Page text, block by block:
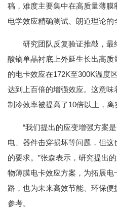
稿，难度主要集中在高质量薄
电学效应精确测试、朗道理论的
研究团队反复验证推敲，
酸镝单晶衬底上外延生长出高
的电卡效应在172K至300K温度
达到上百倍的增强效应。这意
制冷效率被提高了10倍以上，离
“我们提出的应变增强方案
电、器件击穿损坏等问题，但
的要求。”张森表示，研究提出
物薄膜电卡效应方案，为拓展
路，也为未来高效节能、环保
参考。